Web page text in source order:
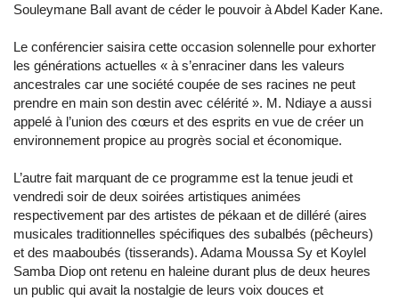
Souleymane Ball avant de céder le pouvoir à Abdel Kader Kane.
Le conférencier saisira cette occasion solennelle pour exhorter
les générations actuelles « à s’enraciner dans les valeurs
ancestrales car une société coupée de ses racines ne peut
prendre en main son destin avec célérité ». M. Ndiaye a aussi
appelé à l’union des cœurs et des esprits en vue de créer un
environnement propice au progrès social et économique.
L’autre fait marquant de ce programme est la tenue jeudi et
vendredi soir de deux soirées artistiques animées
respectivement par des artistes de pékaan et de dilléré (aires
musicales traditionnelles spécifiques des subalbés (pêcheurs)
et des maaboubés (tisserands). Adama Moussa Sy et Koylel
Samba Diop ont retenu en haleine durant plus de deux heures
un public qui avait la nostalgie de leurs voix douces et